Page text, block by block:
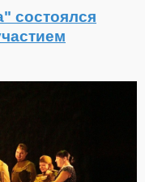
состоялся